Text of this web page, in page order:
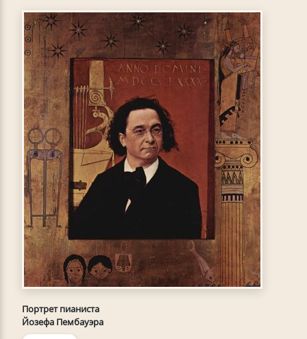
Портрет пианиста
Йозефа Пембауэра